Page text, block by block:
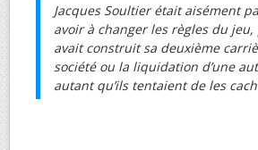
Jacques Soultier était aisément
avoir à changer les règles du
avait construit sa deuxième
société ou la liquidation d’une
autant qu’ils tentaient de les